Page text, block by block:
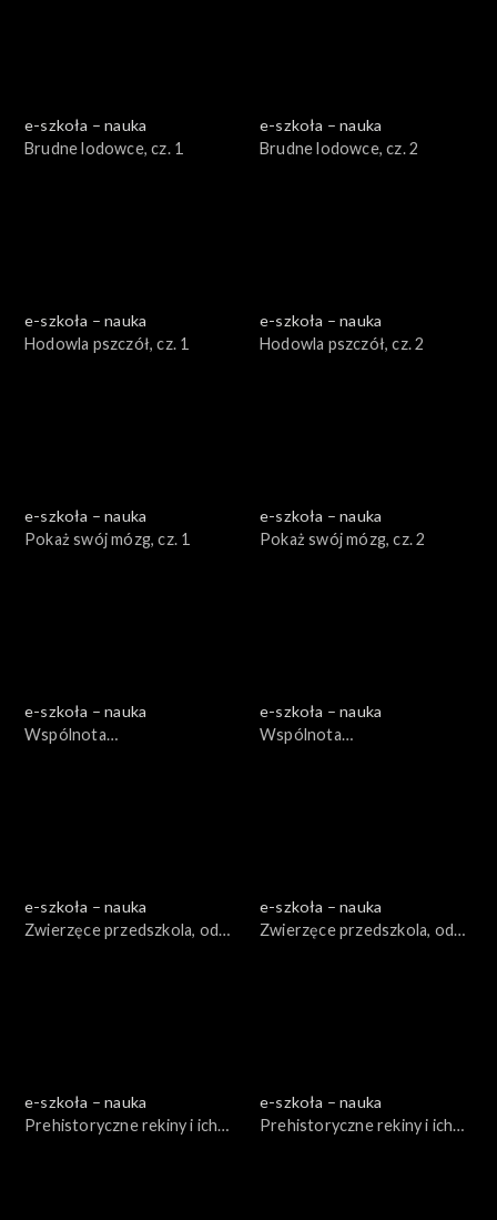
e-szkoła – nauka
Brudne lodowce, cz. 1
e-szkoła – nauka
Brudne lodowce, cz. 2
e-szkoła – nauka
Hodowla pszczół, cz. 1
e-szkoła – nauka
Hodowla pszczół, cz. 2
e-szkoła – nauka
Pokaż swój mózg, cz. 1
e-szkoła – nauka
Pokaż swój mózg, cz. 2
e-szkoła – nauka
Wspólnota
e-szkoła – nauka
Wspólnota
e-szkoła – nauka
Zwierzęce przedszkola, odc.
e-szkoła – nauka
Zwierzęce przedszkola, odc.
e-szkoła – nauka
Prehistoryczne rekiny i ich
e-szkoła – nauka
Prehistoryczne rekiny i ich